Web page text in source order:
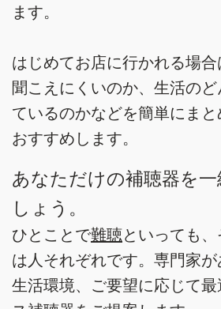
ます。
はじめてお店に行かれる場
聞こえにくいのか、生活の
ているのかなどを簡単にま
おすすめします。
あなただけの補聴器を
しょう。
ひとことで難聴といっても
は人それぞれです。専門家が
生活環境、ご要望に応じて最